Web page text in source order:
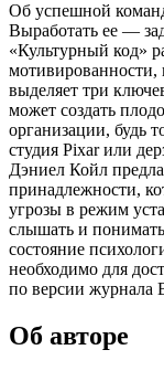
Об успешной
Выработать ее —
«Культурный код»
мотивированности,
выделяет три
может создать
организации, будь
студия Pixar или
Дэниел Койл
принадлежности,
угрозы в режим
слышать и
состояние
необходимо для
по версии журнала
Об авторе